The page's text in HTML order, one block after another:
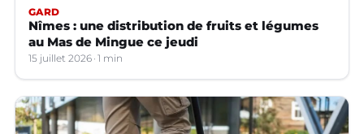
GARD
Nîmes : une distribution de fruits et légumes
au Mas de Mingue ce jeudi
15 juillet 2026 1 min